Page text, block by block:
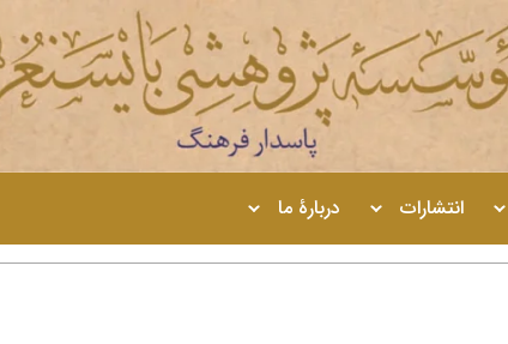
انتشارات دربارۀ ما